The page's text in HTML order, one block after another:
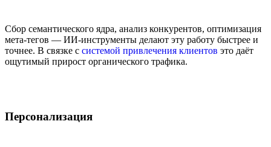
Сбор семантического ядра, анализ конкурентов, оптимизация
мета-тегов — ИИ-инструменты делают эту работу быстрее и
точнее. В связке с системой привлечения клиентов это даёт
ощутимый прирост органического трафика.
Персонализация